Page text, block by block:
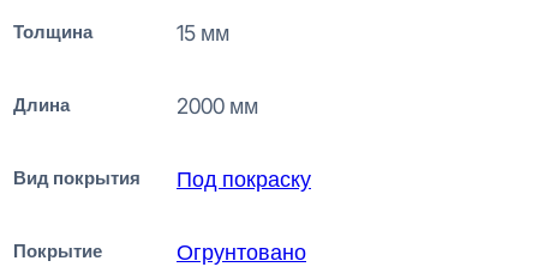
Толщина 15 мм
Длина 2000 мм
Вид покрытия Под покраску
Покрытие Огрунтовано